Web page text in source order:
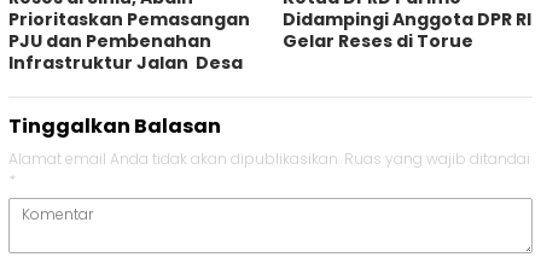
Prioritaskan Pemasangan
PJU dan Pembenahan
Infrastruktur Jalan Desa
Didampingi Anggota DPR RI
Gelar Reses di Torue
Tinggalkan Balasan
Alamat email Anda tidak akan dipublikasikan. Ruas yang wajib ditandai
*